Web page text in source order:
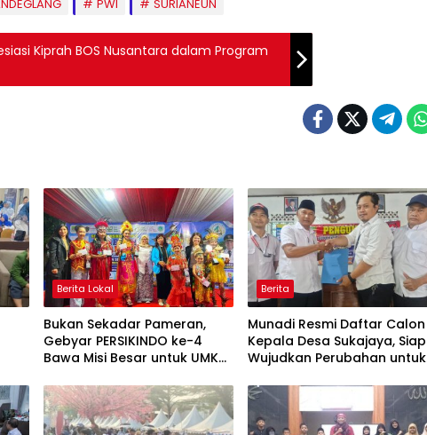
PWI SURIANEUN
Kiprah BOS Nusantara dalam Program
Berita Lokal
Bukan Sekadar Pameran,
Gebyar PERSIKINDO ke-4
Bawa Misi Besar untuk UMKM
Berita
Munadi Resmi Daftar Calon
Kepala Desa Sukajaya, Siap
Wujudkan Perubahan untuk